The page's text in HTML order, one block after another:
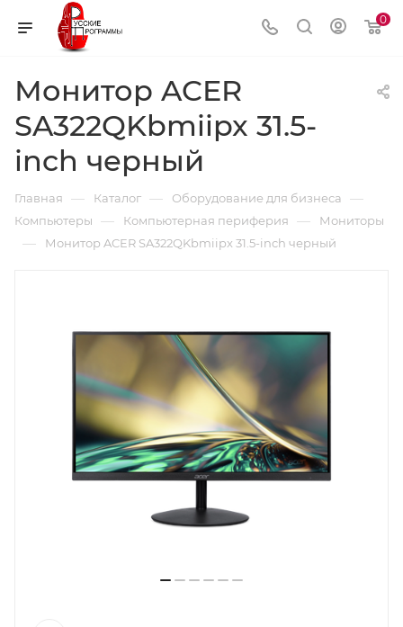
0
Монитор ACER
SA322QKbmiipx 31.5-
inch черный
Главная — Каталог — Оборудование для бизнеса —
Компьютеры — Компьютерная периферия — Мониторы
— Монитор ACER SA322QKbmiipx 31.5-inch черный